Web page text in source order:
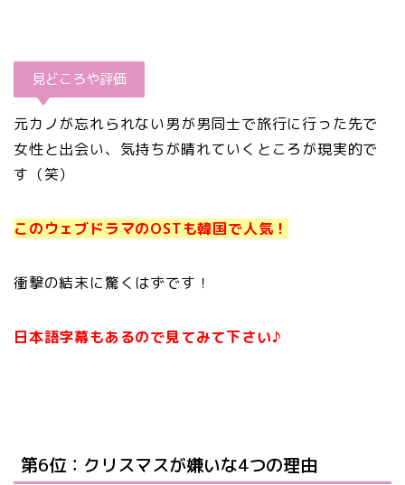
見どころや評価
元カノが忘れられない男が男同士で旅行に行った先で
女性と出会い、気持ちが晴れていくところが現実的で
す（笑）
このウェブドラマのOSTも韓国で人気！
衝撃の結末に驚くはずです！
日本語字幕もあるので見てみて下さい♪
第6位：クリスマスが嫌いな4つの理由